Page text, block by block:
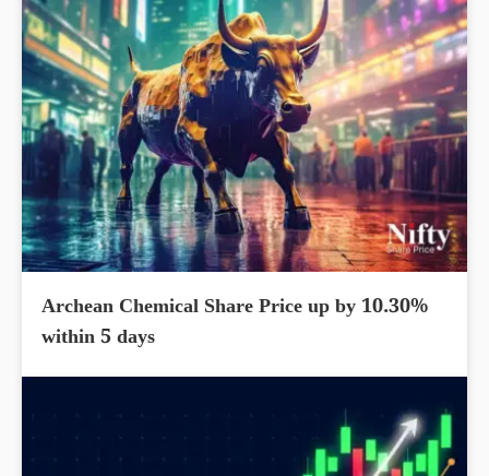
Archean Chemical Share Price up by 10.30%
within 5 days